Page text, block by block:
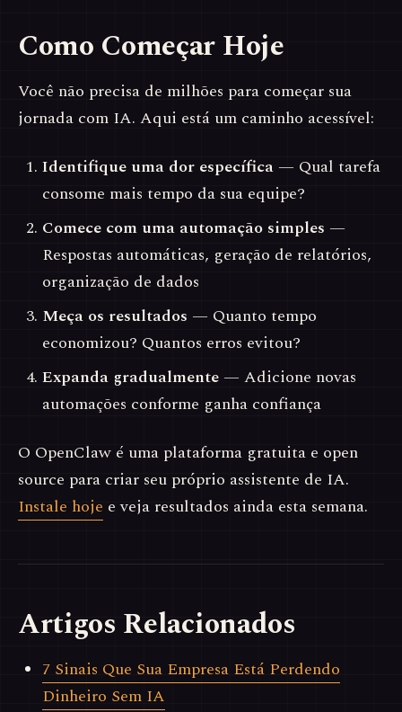
Como Começar Hoje
Você não precisa de milhões para começar sua
jornada com IA. Aqui está um caminho acessível:
Identifique uma dor específica — Qual tarefa
consome mais tempo da sua equipe?
Comece com uma automação simples —
Respostas automáticas, geração de relatórios,
organização de dados
Meça os resultados — Quanto tempo
economizou? Quantos erros evitou?
Expanda gradualmente — Adicione novas
automações conforme ganha confiança
O OpenClaw é uma plataforma gratuita e open
source para criar seu próprio assistente de IA.
Instale hoje e veja resultados ainda esta semana.
Artigos Relacionados
7 Sinais Que Sua Empresa Está Perdendo
Dinheiro Sem IA